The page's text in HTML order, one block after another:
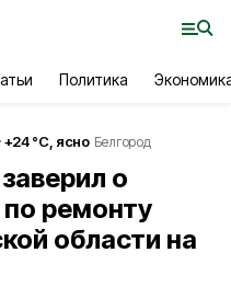
Политика
+24°С, ясно Белгород
о
ремонту
области на